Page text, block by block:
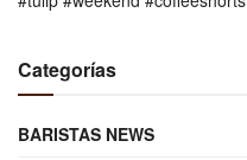
Categorías
BARISTAS NEWS